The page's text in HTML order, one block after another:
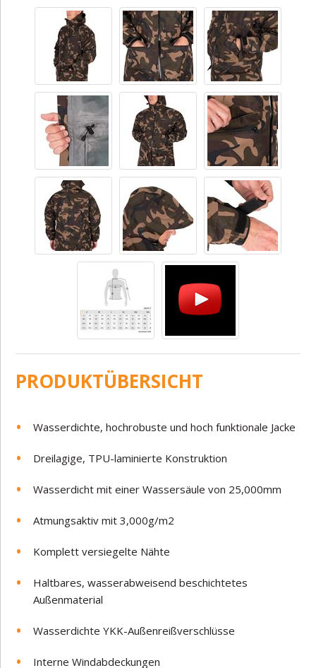
PRODUKTÜBERSICHT
Wasserdichte, hochrobuste und hoch funktionale Jacke
Dreilagige, TPU-laminierte Konstruktion
Wasserdicht mit einer Wassersäule von 25,000mm
Atmungsaktiv mit 3,000g/m2
Komplett versiegelte Nähte
Haltbares, wasserabweisend beschichtetes
Außenmaterial
Wasserdichte YKK-Außenreißverschlüsse
Interne Windabdeckungen